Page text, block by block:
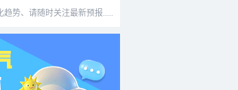
势、请随时关注最新预报.....